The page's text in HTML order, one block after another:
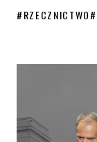
#RZECZNICTWO#